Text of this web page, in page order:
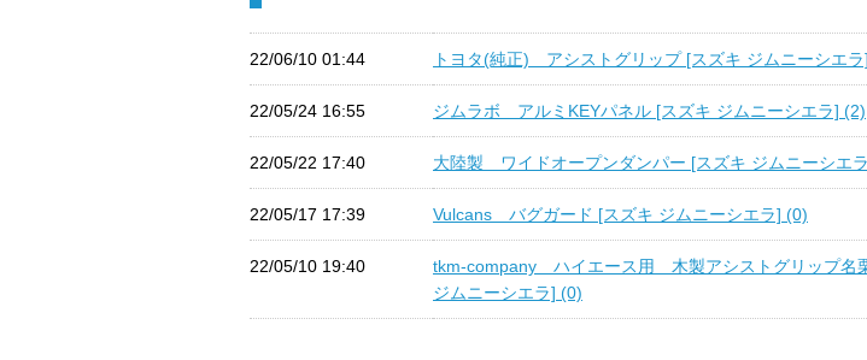
22/06/10 01:44 トヨタ(純正) アシストグリップ [スズキ ジムニーシエ
22/05/24 16:55 ジムラボ アルミKEYパネル [スズキ ジムニーシエラ] (2)
22/05/22 17:40 大陸製 ワイドオープンダンパー [スズキ ジムニーシエ
22/05/17 17:39 Vulcans バグガード [スズキ ジムニーシエラ] (0)
22/05/10 19:40
tkm-company ハイエース用 木製アシストグリップ名
ジムニーシエラ] (0)